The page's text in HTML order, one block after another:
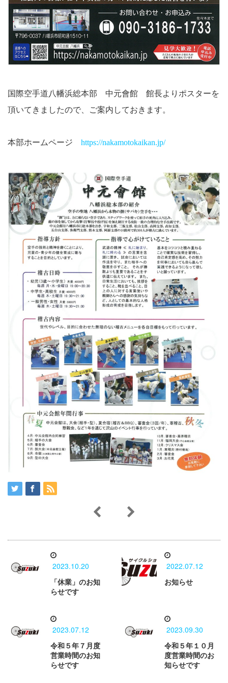
国際空手道八幡浜総本部 中元會館 館長よりポスターを
頂いてきましたので、ご案内しておきます。
本部ホームページ https://nakamotokaikan.jp/
2023.10.20
「休業」のお知
らせです
2022.07.12
お知らせ
2023.07.12
令和５年７月度
営業時間のお知
らせです
2023.09.30
令和５年１０月
度営業時間のお
知らせです